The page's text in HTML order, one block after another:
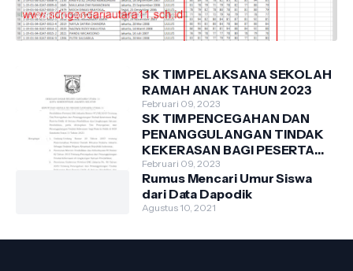
April 10, 2021
SK TIM PELAKSANA SEKOLAH
RAMAH ANAK TAHUN 2023
Februari 09, 2023
SK TIM PENCEGAHAN DAN
PENANGGULANGAN TINDAK
KEKERASAN BAGI PESERTA
DIDIK DI SDN GANDARIA
UTARA 11 TAHUN 2023
Februari 09, 2023
Rumus Mencari Umur Siswa
dari Data Dapodik
Agustus 10, 2021